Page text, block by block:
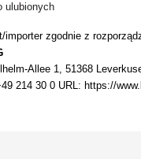
ulubionych
importer zgodnie z
Allee 1, 51368
214 30 0 URL: https://